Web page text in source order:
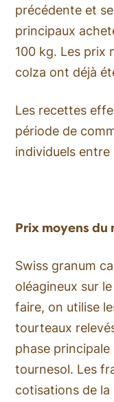
précédente et
principaux
100 kg. Les prix
colza ont déjà
Les recettes
période de
individuels
Prix moyens du
Swiss granum
oléagineux sur
faire, on utilise
tourteaux
phase
tournesol. Les
cotisations de la